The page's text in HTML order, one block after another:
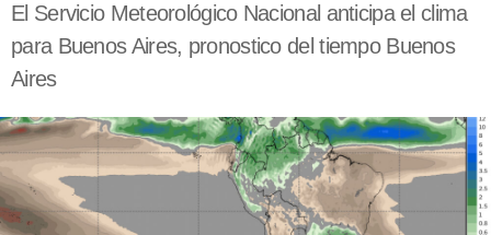
El Servicio Meteorológico Nacional anticipa el clima
para Buenos Aires, pronostico del tiempo Buenos
Aires